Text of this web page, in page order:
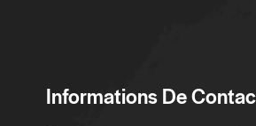
Informations De